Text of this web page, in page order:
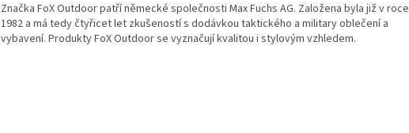
Značka FoX Outdoor patří německé společnosti Max Fuchs AG. Založena byla již v roce
1982 a má tedy čtyřicet let zkušeností s dodávkou taktického a military oblečení a
vybavení. Produkty FoX Outdoor se vyznačují kvalitou i stylovým vzhledem.